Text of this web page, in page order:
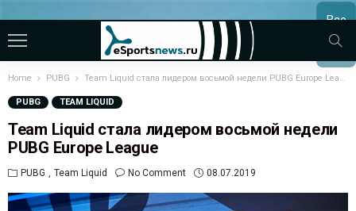
Все
МАТЧИ
Home PUBG Team Liquid стала лидером восьмой недели PUBG Europe League
PUBG TEAM LIQUID
Team Liquid стала лидером восьмой недели
PUBG Europe League
PUBG Team Liquid No Comment 08.07.2019